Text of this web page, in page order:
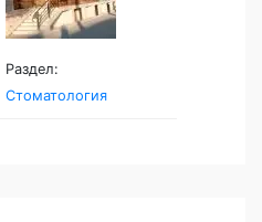
Раздел:
Стоматология